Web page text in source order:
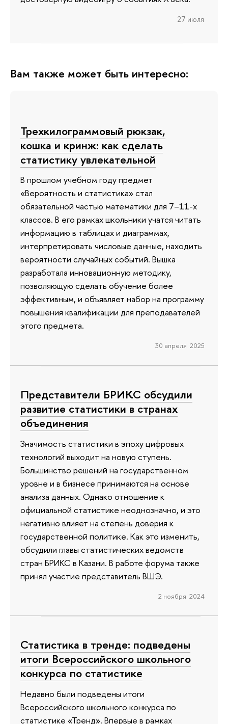
27 июля
Вам также может быть интересно:
Трехкилограммовый рюкзак,
кошка и кринж: как сделать
статистику увлекательной
В прошлом учебном году предмет
«Вероятность и статистика» стал
обязательной частью математики для 7–11-х
классов. В его рамках школьники учатся читать
информацию в таблицах и диаграммах,
интерпретировать числовые данные, находить
вероятности случайных событий. Вышка
разработала инновационную методику,
позволяющую сделать обучение более
эффективным, и объявляет набор на программу
повышения квалификации для преподавателей
этого предмета.
30 апреля 2025
Представители БРИКС обсудили
развитие статистики в странах
объединения
Значимость статистики в эпоху цифровых
технологий выходит на новую ступень.
Большинство решений на государственном
уровне и в бизнесе принимаются на основе
анализа данных. Однако отношение к
официальной статистике неоднозначно, и это
негативно влияет на степень доверия к
государственной политике. Как это изменить,
обсудили главы статистических ведомств
стран БРИКС в Казани. В работе форума также
принял участие представитель ВШЭ.
2 ноября 2024
Статистика в тренде: подведены
итоги Всероссийского школьного
конкурса по статистике
Недавно были подведены итоги
Всероссийского школьного конкурса по
статистике «Тренд». Впервые в рамках